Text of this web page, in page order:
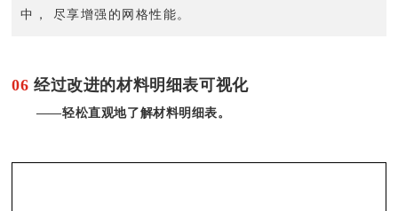
中， 尽享增强的网格性能。
06 经过改进的材料明细表可视化
——轻松直观地了解材料明细表。